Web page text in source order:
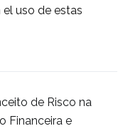
uso de estas
de Risco na
Financeira e